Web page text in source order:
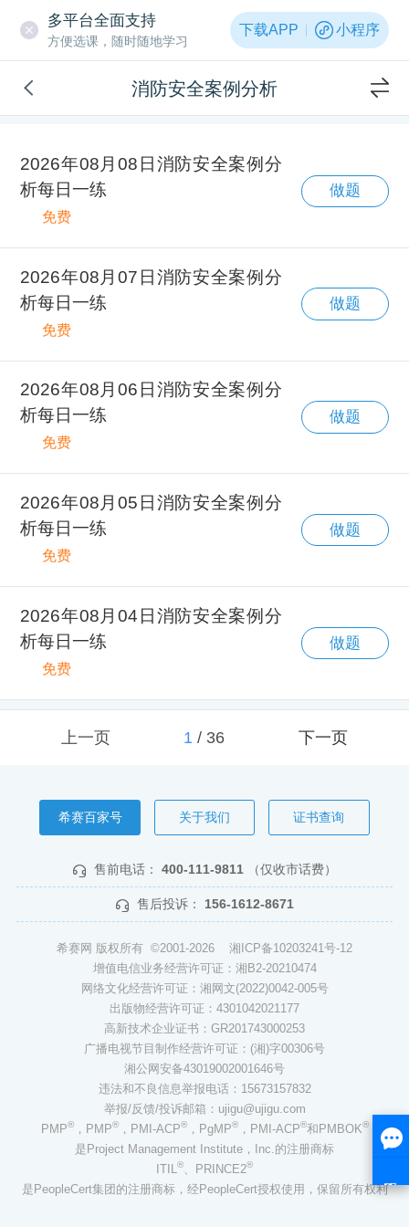
多平台全面支持
方便选课，随时随地学习
下载APP 小程序
消防安全案例分析
2026年08月08日消防安全案例分
析每日一练
免费
做题
2026年08月07日消防安全案例分
析每日一练
免费
做题
2026年08月06日消防安全案例分
析每日一练
免费
做题
2026年08月05日消防安全案例分
析每日一练
免费
做题
2026年08月04日消防安全案例分
析每日一练
免费
做题
上一页 1/ 36 下一页
希赛百家号 关于我们 证书查询
售前电话： 400-111-9811 （仅收市话费）
售后投诉： 156-1612-8671
希赛网 版权所有 ©2001-2026 湘ICP备10203241号-12
增值电信业务经营许可证：湘B2-20210474
网络文化经营许可证：湘网文(2022)0042-005号
出版物经营许可证：4301042021177
高新技术企业证书：GR201743000253
广播电视节目制作经营许可证：(湘)字00306号
湘公网安备43019002001646号
违法和不良信息举报电话：15673157832
举报/反馈/投诉邮箱：ujigu@ujigu.com
PMP®，PMP®，PMI-ACP®，PgMP®，PMI-ACP®和PMBOK®
是Project Management Institute，Inc.的注册商标
ITIL®、PRINCE2®
是PeopleCert集团的注册商标，经PeopleCert授权使用，保留所有权利